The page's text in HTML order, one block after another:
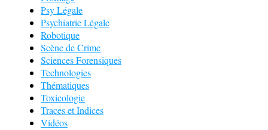
Psy Légale
Psychiatrie Légale
Robotique
Scène de Crime
Sciences Forensiques
Technologies
Thématiques
Toxicologie
Traces et Indices
Vidéos